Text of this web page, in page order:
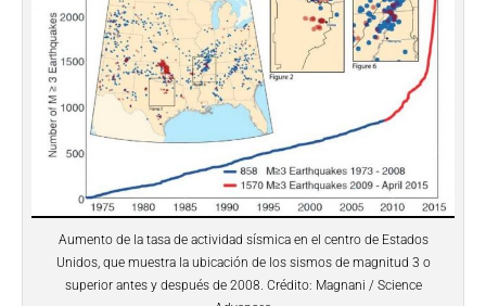
Aumento de la tasa de actividad sísmica en el centro de Estados
Unidos, que muestra la ubicación de los sismos de magnitud 3 o
superior antes y después de 2008. Crédito: Magnani / Science